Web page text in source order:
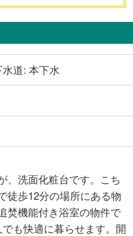
水道: 本下水
、洗面化粧台です。こち
徒歩12分の場所にある物
焚機能付き浴室の物件で
も快適に暮らせます。開